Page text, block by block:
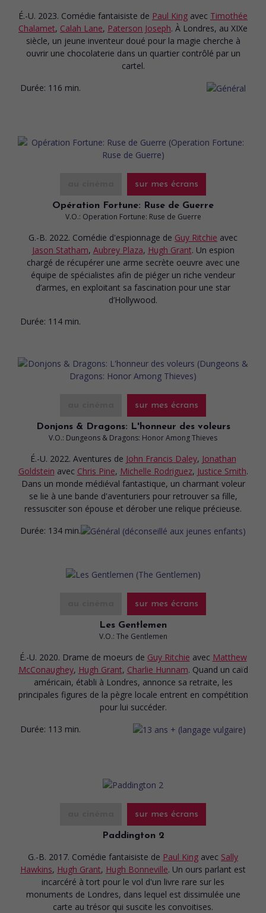
É.-U. 2023. Comédie fantaisiste de Paul King avec Timothée
Chalamet, Calah Lane, Paterson Joseph. À Londres, au XIXe
siècle, un jeune inventeur doué pour la magie cherche à
ouvrir une chocolaterie dans un quartier contrôlé par un
cartel.
Durée: 116 min.
sur mes écrans
Opération Fortune: Ruse de Guerre
V.O.: Operation Fortune: Ruse de Guerre
G.-B. 2022. Comédie d'espionnage de Guy Ritchie avec
Jason Statham, Aubrey Plaza, Hugh Grant. Un espion
chargé de récupérer une arme secrète oeuvre avec une
équipe de spécialistes afin de piéger un riche vendeur
d’armes, en exploitant sa fascination pour une star
d’Hollywood.
Durée: 114 min.
sur mes écrans
Donjons & Dragons: L'honneur des voleurs
V.O.: Dungeons & Dragons: Honor Among Thieves
É.-U. 2022. Aventures de John Francis Daley, Jonathan
Goldstein avec Chris Pine, Michelle Rodriguez, Justice Smith.
Dans un monde médiéval fantastique, un charmant voleur
se lie à une bande d'aventuriers pour retrouver sa fille,
ressusciter son épouse et dérober une relique précieuse.
Durée: 134 min.
sur mes écrans
Les Gentlemen
V.O.: The Gentlemen
É.-U. 2020. Drame de moeurs de Guy Ritchie avec Matthew
McConaughey, Hugh Grant, Charlie Hunnam. Quand un caïd
américain, établi à Londres, annonce sa retraite, les
principales figures de la pègre locale entrent en compétition
pour lui succéder.
Durée: 113 min.
sur mes écrans
Paddington 2
G.-B. 2017. Comédie fantaisiste de Paul King avec Sally
Hawkins, Hugh Grant, Hugh Bonneville. Un ours parlant est
incarcéré à tort pour le vol d'un livre rare sur les
monuments de Londres, dans lequel est dissimulée une
carte au trésor qui suscite les convoitises.